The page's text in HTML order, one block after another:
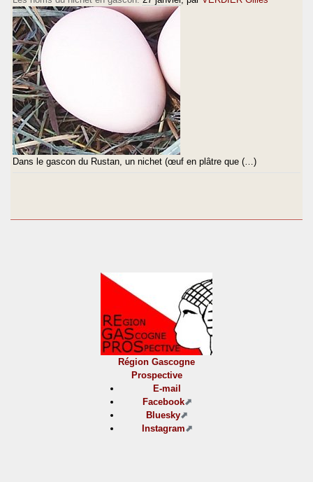
Dans le gascon du Rustan, un nichet (œuf en plâtre que (…)
Région Gascogne
Prospective
E-mail
Facebook
Bluesky
Instagram